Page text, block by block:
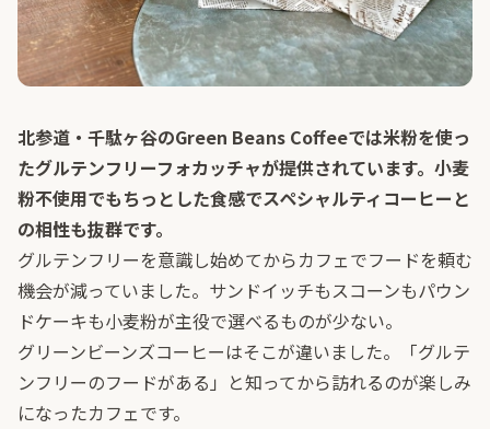
北参道・千駄ヶ谷のGreen Beans Coffeeでは米粉を使っ
たグルテンフリーフォカッチャが提供されています。小麦
粉不使用でもちっとした食感でスペシャルティコーヒーと
の相性も抜群です。
グルテンフリーを意識し始めてからカフェでフードを頼む
機会が減っていました。サンドイッチもスコーンもパウン
ドケーキも小麦粉が主役で選べるものが少ない。
グリーンビーンズコーヒーはそこが違いました。「グルテ
ンフリーのフードがある」と知ってから訪れるのが楽しみ
になったカフェです。